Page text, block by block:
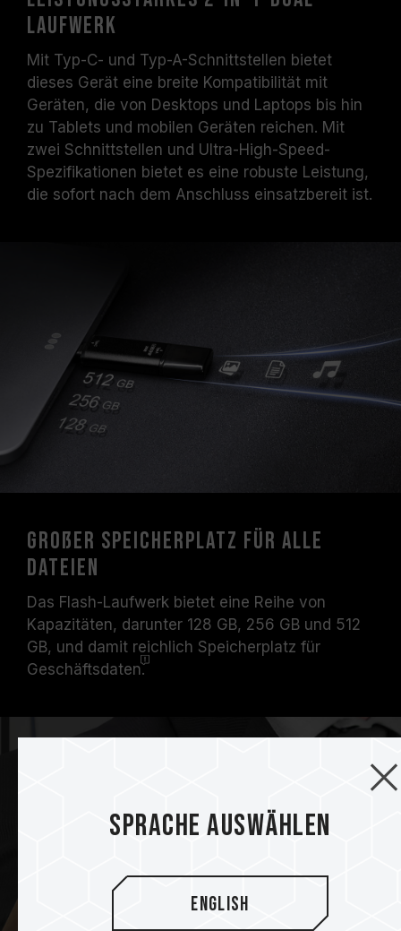
Laufwerk
Mit Typ-C- und Typ-A-Schnittstellen bietet
dieses Gerät eine breite Kompatibilität mit
Geräten, die von Desktops und Laptops bis hin
zu Tablets und mobilen Geräten reichen. Mit
zwei Schnittstellen und Ultra-High-Speed-
Spezifikationen bietet es eine robuste Leistung,
die sofort nach dem Anschluss einsatzbereit ist.
Großer Speicherplatz für alle
Dateien
Das Flash-Laufwerk bietet eine Reihe von
Kapazitäten, darunter 128 GB, 256 GB und 512
GB, und damit reichlich Speicherplatz für
Geschäftsdaten.
Sprache auswählen
English